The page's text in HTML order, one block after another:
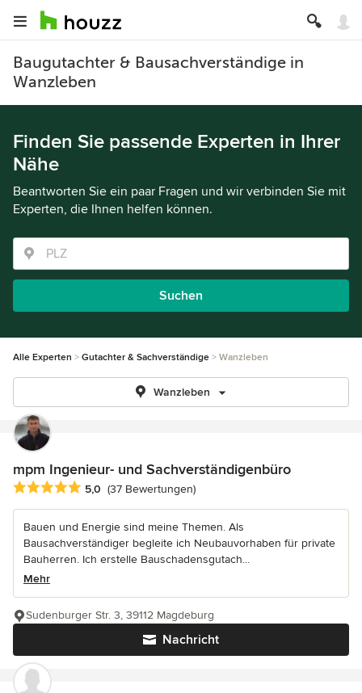
Baugutachter & Bausachverständige in
Wanzleben
Finden Sie passende Experten in Ihrer
Nähe
Beantworten Sie ein paar Fragen und wir verbinden Sie mit
Experten, die Ihnen helfen können.
Suchen
Alle Experten Gutachter & Sachverständige Wanzleben
Wanzleben
mpm Ingenieur- und Sachverständigenbüro
Durchschnittliche Bewertung: 5 von 5 Sternen
5,0 (37 Bewertungen)
Bauen und Energie sind meine Themen. Als
Bausachverständiger begleite ich Neubauvorhaben für private
Bauherren. Ich erstelle Bauschadensgutach...
Mehr
Nachricht
Sudenburger Str. 3, 39112 Magdeburg